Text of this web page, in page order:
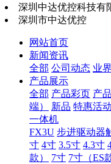
深圳中达优控科技有
深圳市中达优控
网站首页
新闻资讯
全部 公司动态 业
产品展示
全部 产品彩页 产
端）
新品 特惠活动
一体机
FX3U 步进驱动器
寸 4寸 3.5寸 4.3寸
款）
7寸 7寸（ES